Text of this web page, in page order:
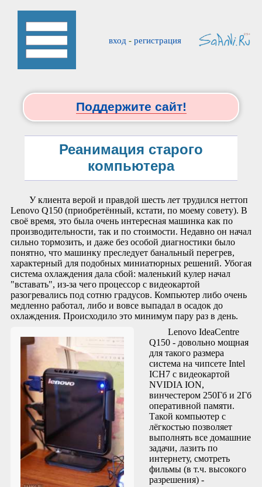
вход - регистрация
Поддержите сайт!
Реанимация старого
компьютера
У клиента верой и правдой шесть лет трудился неттоп
Lenovo Q150 (приобретённый, кстати, по моему совету). В
своё время, это была очень интересная машинка как по
производительности, так и по стоимости. Недавно он начал
сильно тормозить, и даже без особой диагностики было
понятно, что машинку преследует банальный перегрев,
характерный для подобных миниатюрных решений. Убогая
система охлаждения дала сбой: маленький кулер начал
"вставать", из-за чего процессор с видеокартой
разогревались под сотню градусов. Компьютер либо очень
медленно работал, либо и вовсе выпадал в осадок до
охлаждения. Происходило это минимум пару раз в день.
Lenovo IdeaCentre
Q150 - довольно мощная
для такого размера
система на чипсете Intel
ICH7 с видеокартой
NVIDIA ION,
винчестером 250Гб и 2Гб
оперативной памяти.
Такой компьютер с
лёгкостью позволяет
выполнять все домашние
задачи, лазить по
интернету, смотреть
фильмы (в т.ч. высокого
разрешения) -